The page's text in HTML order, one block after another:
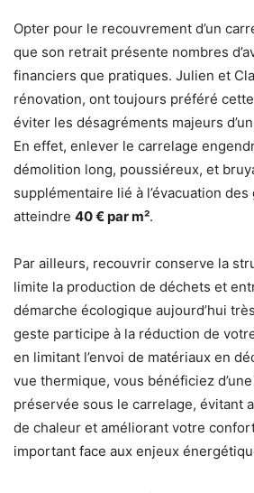
Opter pour le recouvrement d’un
que son retrait présente nombres
financiers que pratiques. Julien et
rénovation, ont toujours préféré
éviter les désagréments majeurs
En effet, enlever le carrelage
démolition long, poussiéreux, et
supplémentaire lié à l’évacuation
atteindre 40 € par m².
Par ailleurs, recouvrir conserve la
limite la production de déchets et
démarche écologique aujourd’hui
geste participe à la réduction de
en limitant l’envoi de matériaux en
vue thermique, vous bénéficiez
préservée sous le carrelage, évitant
de chaleur et améliorant votre
important face aux enjeux